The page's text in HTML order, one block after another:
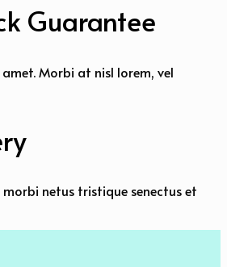
Guarantee
Morbi at nisl lorem, vel
netus tristique senectus et